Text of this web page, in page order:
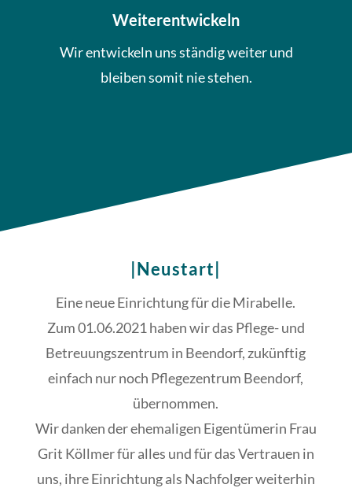
Weiterentwickeln
Wir entwickeln uns ständig weiter und
bleiben somit nie stehen.
|Neustart|
Eine neue Einrichtung für die Mirabelle.
Zum 01.06.2021 haben wir das Pflege- und
Betreuungszentrum in Beendorf, zukünftig
einfach nur noch Pflegezentrum Beendorf,
übernommen.
Wir danken der ehemaligen Eigentümerin Frau
Grit Köllmer für alles und für das Vertrauen in
uns, ihre Einrichtung als Nachfolger weiterhin